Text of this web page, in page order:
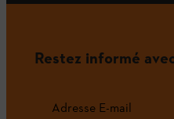
Restez informé
Adresse E-mail